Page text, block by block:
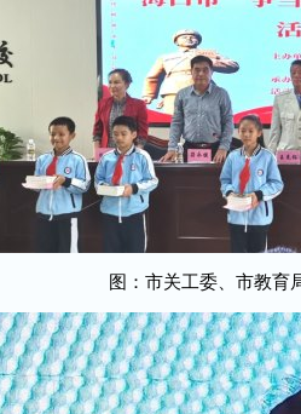
图：市关工委、市教育